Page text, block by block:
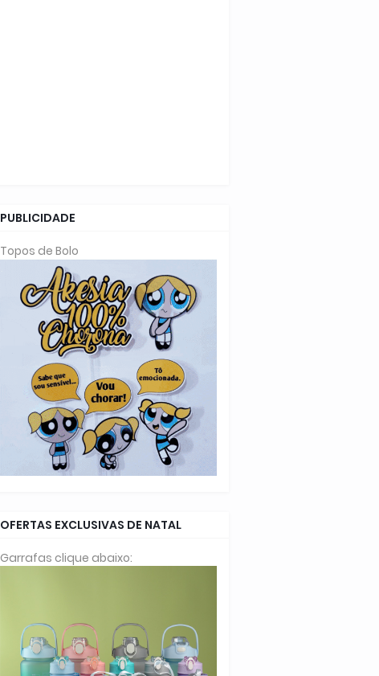
PUBLICIDADE
Topos de Bolo
OFERTAS EXCLUSIVAS DE NATAL
Garrafas clique abaixo: